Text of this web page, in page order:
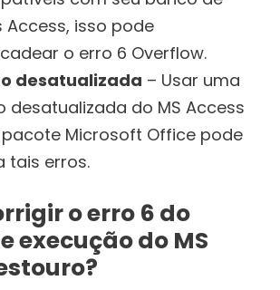
Access, isso pode
o erro 6 Overflow.
desatualizada – Usar uma
desatualizada do MS Access
Microsoft Office pode
tais erros.
o erro 6 do
execução do MS